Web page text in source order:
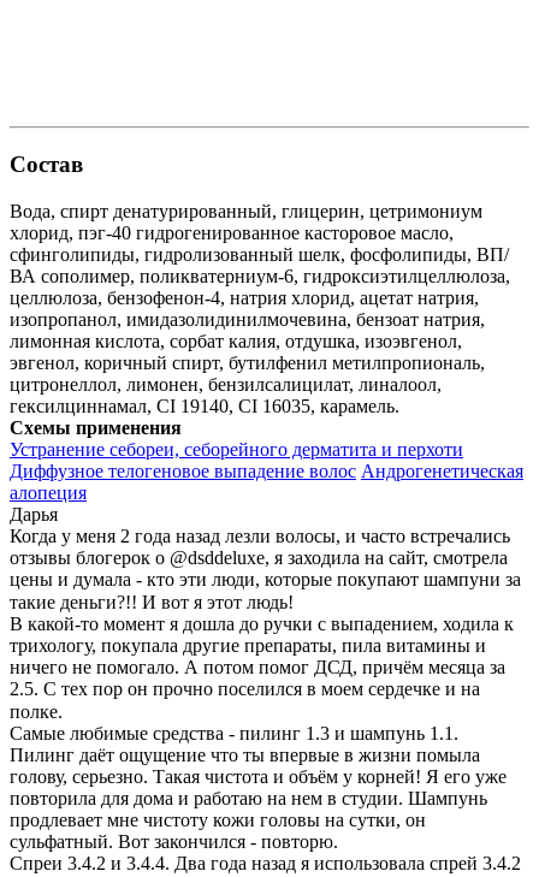
Состав
Вода, спирт денатурированный, глицерин, цетримониум
хлорид, пэг-40 гидрогенированное касторовое масло,
сфинголипиды, гидролизованный шелк, фосфолипиды, ВП/
ВА сополимер, поликватерниум-6, гидроксиэтилцеллюлоза,
целлюлоза, бензофенон-4, натрия хлорид, ацетат натрия,
изопропанол, имидазолидинилмочевина, бензоат натрия,
лимонная кислота, сорбат калия, отдушка, изоэвгенол,
эвгенол, коричный спирт, бутилфенил метилпропиональ,
цитронеллол, лимонен, бензилсалицилат, линалоол,
гексилциннамал, CI 19140, CI 16035, карамель.
Схемы применения
Устранение себореи, себорейного дерматита и перхоти
Диффузное телогеновое выпадение волос Андрогенетическая
алопеция
Дарья
Когда у меня 2 года назад лезли волосы, и часто встречались
отзывы блогерок о @dsddeluxe, я заходила на сайт, смотрела
цены и думала - кто эти люди, которые покупают шампуни за
такие деньги?!! И вот я этот людь!⠀
В какой-то момент я дошла до ручки с выпадением, ходила к
трихологу, покупала другие препараты, пила витамины и
ничего не помогало. А потом помог ДСД, причём месяца за
2.5. С тех пор он прочно поселился в моем сердечке и на
полке.⠀
Самые любимые средства - пилинг 1.3 и шампунь 1.1.
Пилинг даёт ощущение что ты впервые в жизни помыла
голову, серьезно. Такая чистота и объём у корней! Я его уже
повторила для дома и работаю на нем в студии. Шампунь
продлевает мне чистоту кожи головы на сутки, он
сульфатный. Вот закончился - повторю.
Спреи 3.4.2 и 3.4.4. Два года назад я использовала спрей 3.4.2